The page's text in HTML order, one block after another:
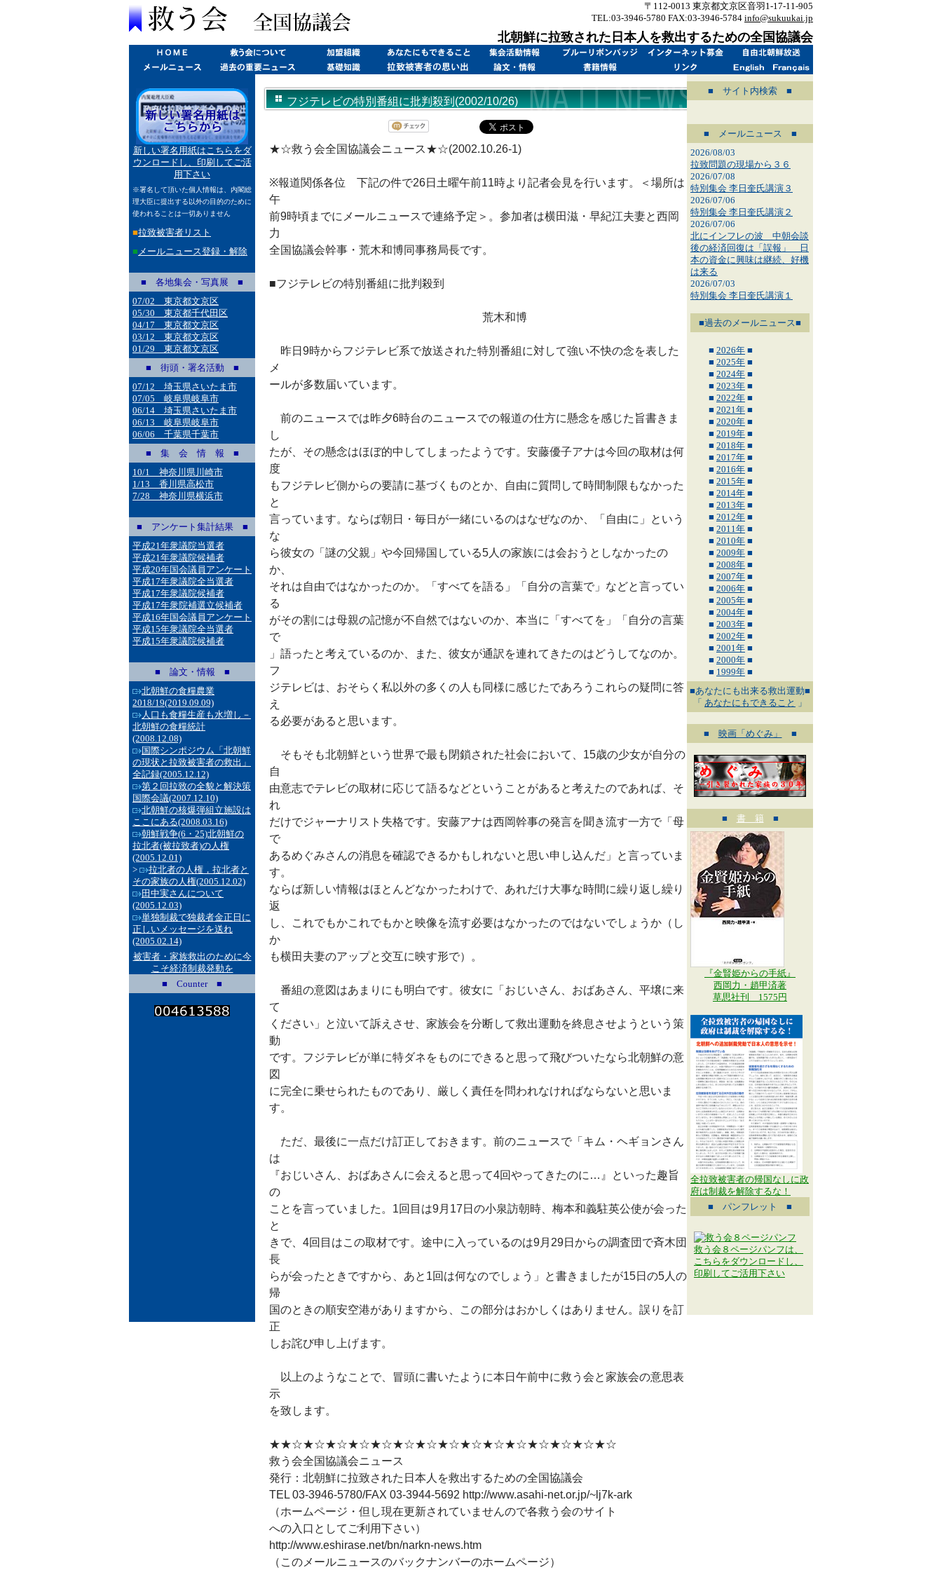
〒112-0013 東京都文京区音羽1-17-11-905
TEL:03-3946-5780 FAX:03-3946-5784 info@sukuukai.jp
北朝鮮に拉致された日本人を救出するための全国協議会
新しい署名用紙はこちらをダ
ウンロードし、印刷してご活
用下さい
※署名して頂いた個人情報は、内閣総
理大臣に提出する以外の目的のために
使われることは一切ありません
■拉致被害者リスト
■ メールニュース登録・解除
■ 各地集会・写真展 ■
07/02 東京都文京区
05/30 東京都千代田区
04/17 東京都文京区
03/12 東京都文京区
01/29 東京都文京区
■ 街頭・署名活動 ■
07/12 埼玉県さいたま市
07/05 岐阜県岐阜市
06/14 埼玉県さいたま市
06/13 岐阜県岐阜市
06/06 千葉県千葉市
■ 集 会 情 報 ■
10/1 神奈川県川崎市
1/13 香川県高松市
7/28 神奈川県横浜市
■ アンケート集計結果 ■
平成21年衆議院当選者
平成21年衆議院候補者
平成20年国会議員アンケート
平成17年衆議院全当選者
平成17年衆議院候補者
平成17年衆院補選立候補者
平成16年国会議員アンケート
平成15年衆議院全当選者
平成15年衆議院候補者
■ 論文・情報 ■
北朝鮮の食糧農業
2018/19(2019.09.09)
人口も食糧生産も水増し－
北朝鮮の食糧統計
(2008.12.08)
国際シンポジウム「北朝鮮
の現状と拉致被害者の救出」
全記録(2005.12.12)
第２回拉致の全貌と解決策
国際会議(2007.12.10)
北朝鮮の核爆弾組立施設は
ここにある(2008.03.16)
朝鮮戦争(6・25)北朝鮮の
拉北者(被拉致者)の人権
(2005.12.01)
>
拉北者の人権，拉北者と
その家族の人権(2005.12.02)
田中実さんについて
(2005.12.03)
単独制裁で独裁者金正日に
正しいメッセージを送れ
(2005.02.14)
被害者・家族救出のために今
こそ経済制裁発動を
■ Counter ■
フジテレビの特別番組に批判殺到(2002/10/26)
★☆救う会全国協議会ニュース★☆(2002.10.26-1)
※報道関係各位 下記の件で26日土曜午前11時より記者会見を行います。＜場所は
午
前9時頃までにメールニュースで連絡予定＞。参加者は横田滋・早紀江夫妻と西岡
力
全国協議会幹事・荒木和博同事務局長です。
■フジテレビの特別番組に批判殺到
荒木和博
昨日9時からフジテレビ系で放送された特別番組に対して強い不快の念を表した
メ
ールが多数届いています。
前のニュースでは昨夕6時台のニュースでの報道の仕方に懸念を感じた旨書きま
し
たが、その懸念はほぼ的中してしまったようです。安藤優子アナは今回の取材は何
度
もフジテレビ側からの要請に基づくものとか、自由に質問して時間制限もなかった
と
言っています。ならば朝日・毎日が一緒にいるのはなぜなのか、「自由に」という
な
ら彼女の「謎の父親」や今回帰国している5人の家族には会おうとしなかったの
か、
それは自由ではなかったのか。「すべてを語る」「自分の言葉で」などと言ってい
る
がその割には母親の記憶が不自然ではないのか、本当に「すべてを」「自分の言葉
で
」語ったと考えているのか、また、彼女が通訳を連れてきたのはどうしてなのか。
フ
ジテレビは、おそらく私以外の多くの人も同様に感じたであろうこれらの疑問に答
え
る必要があると思います。
そもそも北朝鮮という世界で最も閉鎖された社会において、15歳の少女が自分の
自
由意志でテレビの取材に応じて語るなどということがあると考えたのであれば、そ
れ
だけでジャーナリスト失格です。安藤アナは西岡幹事の発言を聞き流す一方で「母
で
あるめぐみさんの消息を確認できるかもしれないと思い申し込んだ」と言っていま
す。
ならば新しい情報はほとんどなかったわけで、あれだけ大事な時間に繰り返し繰り
返
し、これでもかこれでもかと映像を流す必要はなかったのではないでしょうか（し
か
も横田夫妻のアップと交互に映す形で）。
番組の意図はあまりにも明白です。彼女に「おじいさん、おばあさん、平壌に来
て
ください」と泣いて訴えさせ、家族会を分断して救出運動を終息させようという策
動
です。フジテレビが単に特ダネをものにできると思って飛びついたなら北朝鮮の意
図
に完全に乗せられたものであり、厳しく責任を問われなければならないと思いま
す。
ただ、最後に一点だけ訂正しておきます。前のニュースで「キム・ヘギョンさん
は
『おじいさん、おばあさんに会えると思って4回やってきたのに…』といった趣旨
の
ことを言っていました。1回目は9月17日の小泉訪朝時、梅本和義駐英公使が会った
と
きで、4回目はこの取材です。途中に入っているのは9月29日からの調査団で斉木団
長
らが会ったときですから、あと1回は何なのでしょう」と書きましたが15日の5人の
帰
国のときの順安空港がありますから、この部分はおかしくはありません。誤りを訂
正
しお詫び申し上げます。
以上のようなことで、冒頭に書いたように本日午前中に救う会と家族会の意思表
示
を致します。
★★☆★☆★☆★☆★☆★☆★☆★☆★☆★☆★☆★☆★☆★☆★☆
救う会全国協議会ニュース
発行：北朝鮮に拉致された日本人を救出するための全国協議会
TEL 03-3946-5780/FAX 03-3944-5692 http://www.asahi-net.or.jp/~lj7k-ark
（ホームページ・但し現在更新されていませんので各救う会のサイト
への入口としてご利用下さい）
http://www.eshirase.net/bn/narkn-news.htm
（このメールニュースのバックナンバーのホームページ）
■ サイト内検索 ■
■ メールニュース ■
2026/08/03
拉致問題の現場から３６
2026/07/08
特別集会 李日奎氏講演３
2026/07/06
特別集会 李日奎氏講演２
2026/07/06
北にインフレの波 中朝会談
後の経済回復は「誤報」 日
本の資金に興味は継続、好機
は来る
2026/07/03
特別集会 李日奎氏講演１
■過去のメールニュース■
■ 2026年 ■
■ 2025年 ■
■ 2024年 ■
■ 2023年 ■
■ 2022年 ■
■ 2021年 ■
■ 2020年 ■
■ 2019年 ■
■ 2018年 ■
■ 2017年 ■
■ 2016年 ■
■ 2015年 ■
■ 2014年 ■
■ 2013年 ■
■ 2012年 ■
■ 2011年 ■
■ 2010年 ■
■ 2009年 ■
■ 2008年 ■
■ 2007年 ■
■ 2006年 ■
■ 2005年 ■
■ 2004年 ■
■ 2003年 ■
■ 2002年 ■
■ 2001年 ■
■ 2000年 ■
■ 1999年 ■
■あなたにも出来る救出運動■
「 あなたにもできること 」
■ 映画「めぐみ」 ■
■ 書 籍 ■
『金賢姫からの手紙』
西岡力・趙甲済著
草思社刊 1575円
全拉致被害者の帰国なしに政
府は制裁を解除するな！
■ パンフレット ■
救う会８ページパンフは、
こちらをダウンロードし、
印刷してご活用下さい